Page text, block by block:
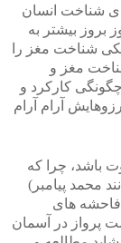
شناخت انسان
بروز بیشتر به
شناخت مغز را
مغز و
کارکرد و
آرام آرام
باشد، چرا که
محمد پیامبر)
های
پرواز در آسمان